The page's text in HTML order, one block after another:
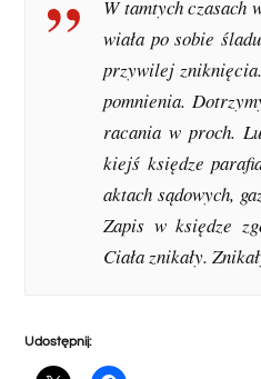
W tam­tych cza­sach
wia­ła po so­bie
przy­wi­lej
po­mnie­nia.
ra­ca­nia w proch.
kiejś księ­dze
ak­tach są­do­wych,
Za­pis w księ­dze
Cia­ła zni­ka­ły.
Udostępnij: